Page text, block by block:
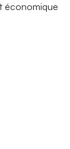
économique